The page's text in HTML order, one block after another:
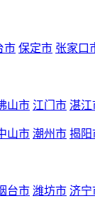
市 保定市 张家口
山市 江门市 湛江
山市 潮州市 揭阳
台市 潍坊市 济宁